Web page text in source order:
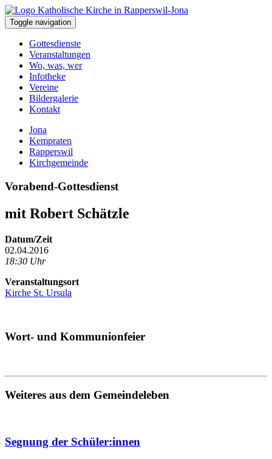
Toggle navigation
Gottesdienste
Veranstaltungen
Wo, was, wer
Infotheke
Vereine
Bildergalerie
Kontakt
Jona
Kempraten
Rapperswil
Kirchgemeinde
Vorabend-Gottesdienst
mit Robert Schätzle
Datum/Zeit
02.04.2016
18:30 Uhr
Veranstaltungsort
Kirche St. Ursula
Wort- und Kommunionfeier
Weiteres aus dem Gemeindeleben
Segnung der Schüler:innen